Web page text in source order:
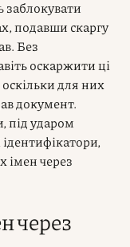
подавши скаргу
Без
оскаржити ці
для них
документ.
під ударом
імен через
через